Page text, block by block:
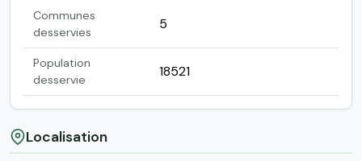
Communes
desservies
5
Population
desservie
18521
Localisation